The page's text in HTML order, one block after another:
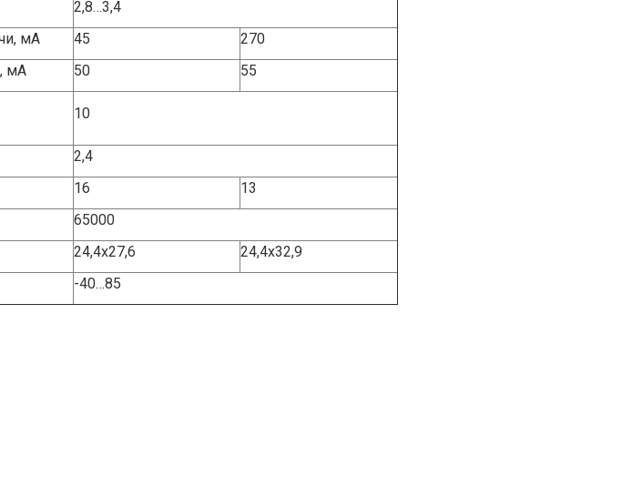
2,8…3,4
мА
45
270
мА
50
55
10
2,4
16
13
65000
24,4х27,6
24,4х32,9
-40…85